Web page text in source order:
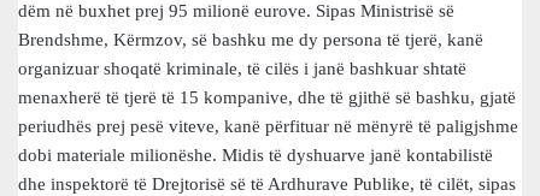
dëm në buxhet prej 95 milionë eurove. Sipas Ministrisë së
Brendshme, Kërmzov, së bashku me dy persona të tjerë, kanë
organizuar shoqatë kriminale, të cilës i janë bashkuar shtatë
menaxherë të tjerë të 15 kompanive, dhe të gjithë së bashku, gjatë
periudhës prej pesë viteve, kanë përfituar në mënyrë të paligjshme
dobi materiale milionëshe. Midis të dyshuarve janë kontabilistë
dhe inspektorë të Drejtorisë së të Ardhurave Publike, të cilët, sipas